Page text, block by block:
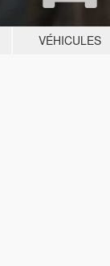
VÉHICULES